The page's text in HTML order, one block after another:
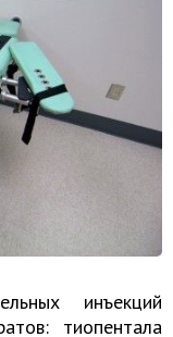
инъекций
тиопентала